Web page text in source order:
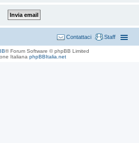
Staff
Contattaci
® Forum Software © phpBB Limited
Italiana phpBBItalia.net